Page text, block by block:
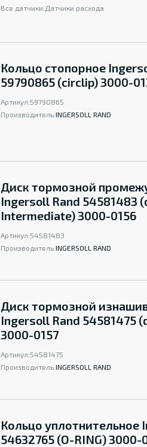
Все датчики: Датчики расхода
Кольцо стопорное
59790865 (circlip) 3000-
Артикул:59790865
Производитель:INGERSOLL RAND
Диск тормозной
Ingersoll Rand 54581483
Intermediate) 3000-0156
Артикул:54581483
Производитель:INGERSOLL RAND
Диск тормозной
Ingersoll Rand 54581475
3000-0157
Артикул:54581475
Производитель:INGERSOLL RAND
Кольцо уплотнительное
54632765 (O-RING) 3000-